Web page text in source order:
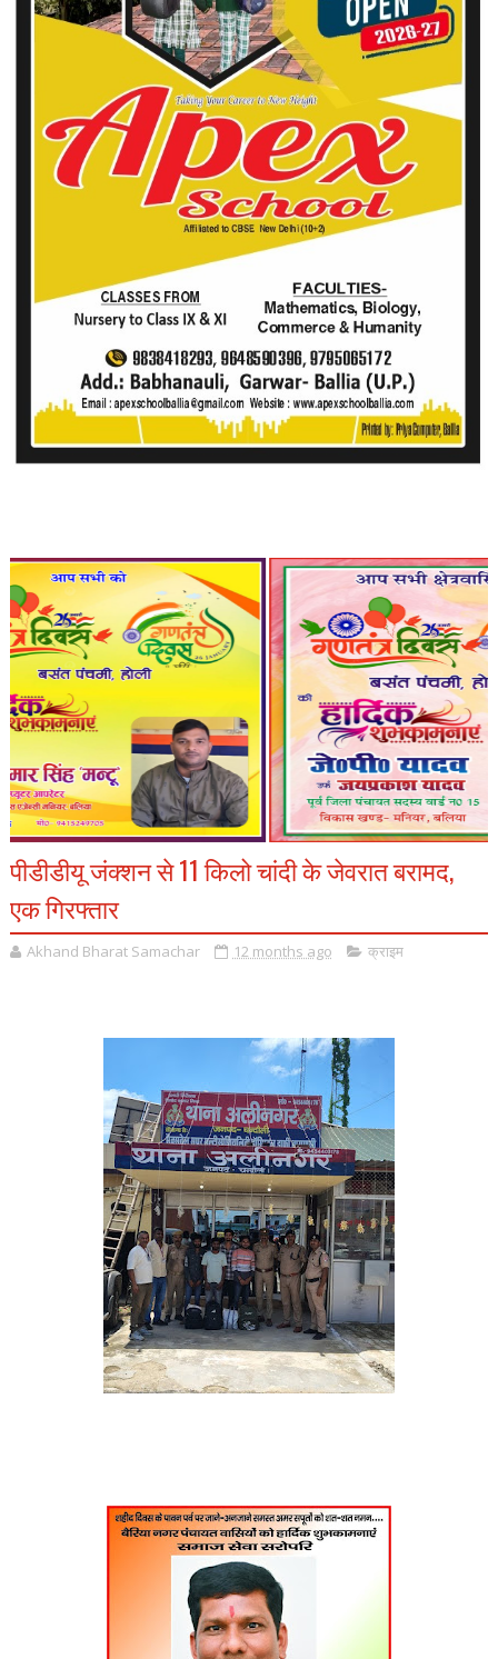
पीडीडीयू जंक्शन से 11 किलो चांदी के जेवरात बरामद,
एक गिरफ्तार
Akhand Bharat Samachar 12 months ago क्राइम